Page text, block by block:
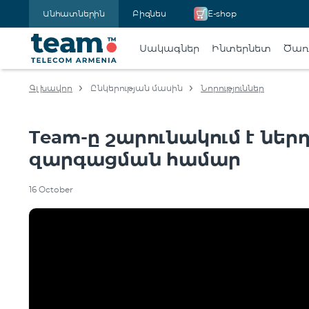
Անհատներին Բիզնես E-shop
Սակագներ Ինտերնետ
Գլխավոր Ընկերության մասին Նորություններ
Team-ը շարունակում է
զարգացման համար
16 October